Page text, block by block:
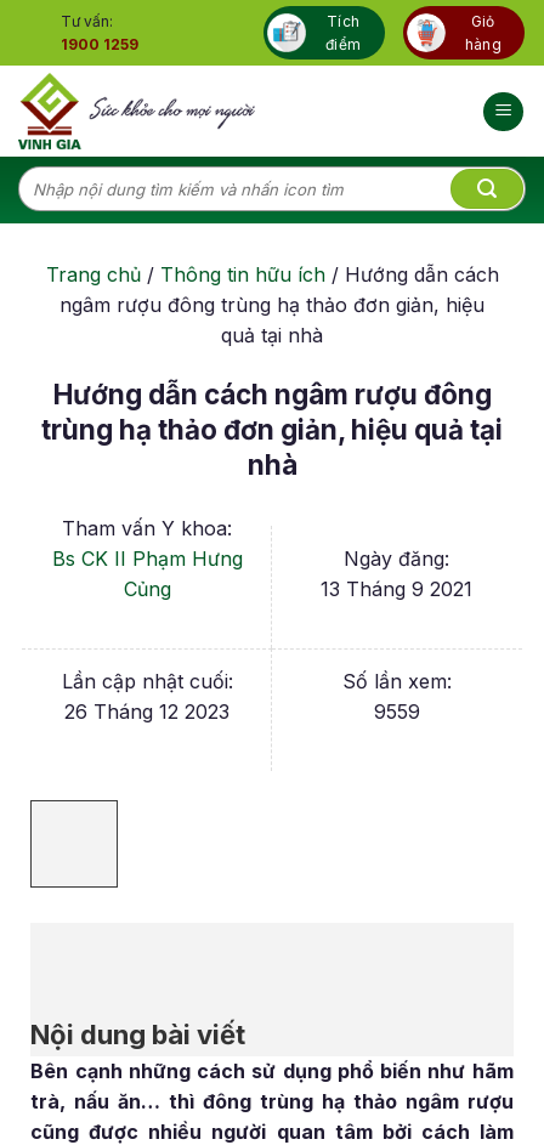
content
Tư vấn:
1900 1259
Tích
điểm
Giỏ
hàng
Tìm
kiếm:
Trang chủ/ Thông tin hữu ích/ Hướng dẫn cách
ngâm rượu đông trùng hạ thảo đơn giản, hiệu
quả tại nhà
Hướng dẫn cách ngâm rượu đông
trùng hạ thảo đơn giản, hiệu quả tại
nhà
Tham vấn Y khoa:
Bs CK II Phạm Hưng
Củng
Ngày đăng:
13 Tháng 9 2021
Lần cập nhật cuối:
26 Tháng 12 2023
Số lần xem:
9559
Nội dung bài viết
Bên cạnh những cách sử dụng phổ biến như hãm
trà, nấu ăn… thì đông trùng hạ thảo ngâm rượu
cũng được nhiều người quan tâm bởi cách làm